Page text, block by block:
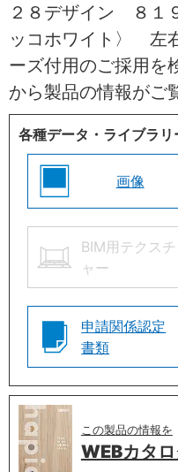
２８デザイン ８
ッコホワイト〉
ーズ付用のご採用を
から製品の情報がご
各種データ・ライブラリ
画像
BIM用テクスチ
ャー
申請関係認定
書類
この製品の情報を
WEBカタ